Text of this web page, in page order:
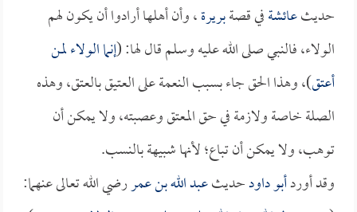
حديثعائشةفي قصةبريرة، وأن أهلها أرادوا أن يكون لهم
الولاء، فالنبي صلى الله عليه وسلم قال لها: (إنما الولاء لمن
أعتق)، وهذا الحق جاء بسبب النعمة على العتيق بالعتق، وهذه
الصلة خاصة ولازمة في حق المعتق وعصبته، ولا يمكن أن
توهب، ولا يمكن أن تباع؛ لأنها شبيهة بالنسب.
وقد أوردأبو داودحديثعبد الله بن عمررضي الله تعالى عنهما: